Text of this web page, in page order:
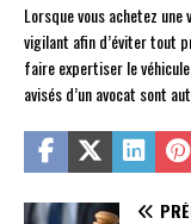
Lorsque vous achetez
vigilant afin d’éviter tout
faire expertiser le
avisés d’un avocat sont